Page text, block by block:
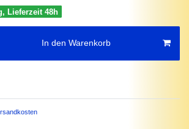
Lieferzeit 48h
In den Warenkorb